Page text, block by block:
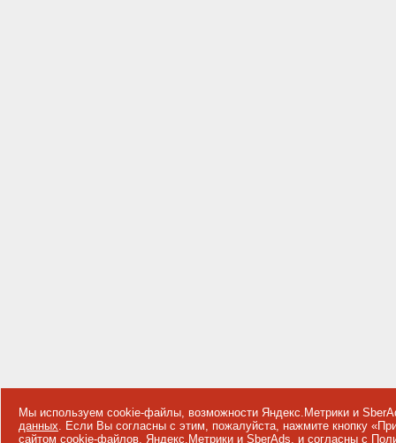
Мы используем cookie-файлы, возможности Яндекс.Метрики и
данных. Если Вы согласны с этим, пожалуйста, нажмите кнопку
сайтом cookie-файлов, Яндекс.Метрики и SberAds, и согласны с